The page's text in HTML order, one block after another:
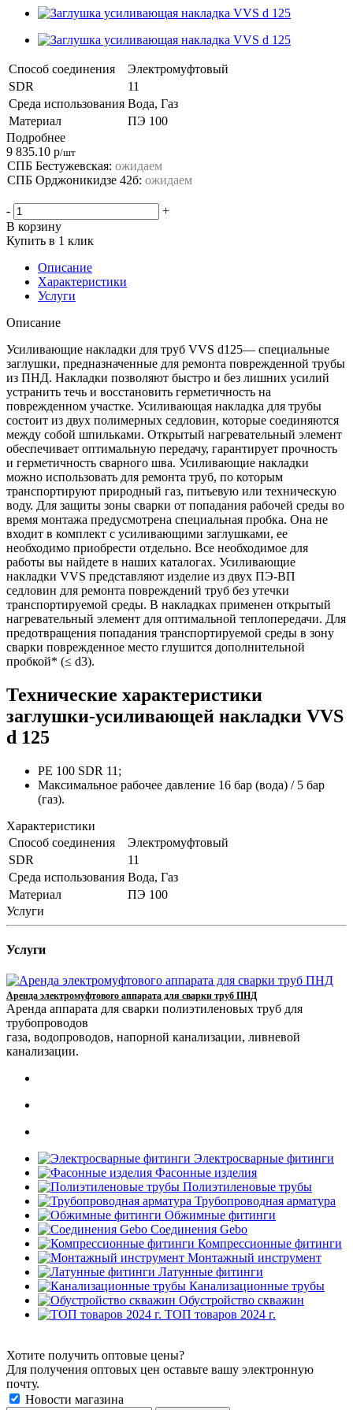
Способ соединения
Электромуфтовый
SDR
11
Среда использования Вода, Газ
Материал
ПЭ 100
Подробнее
9 835.10 р/шт
СПБ Бестужевская: ожидаем
СПБ Орджоникидзе 42б: ожидаем
-
+
В корзину
Купить в 1 клик
Описание
Характеристики
Услуги
Описание
Усиливающие накладки для труб VVS d125— специальные
заглушки, предназначенные для ремонта поврежденной трубы
из ПНД. Накладки позволяют быстро и без лишних усилий
устранить течь и восстановить герметичность на
поврежденном участке. Усиливающая накладка для трубы
состоит из двух полимерных седловин, которые соединяются
между собой шпильками. Открытый нагревательный элемент
обеспечивает оптимальную передачу, гарантирует прочность
и герметичность сварного шва. Усиливающие накладки
можно использовать для ремонта труб, по которым
транспортируют природный газ, питьевую или техническую
воду. Для защиты зоны сварки от попадания рабочей среды во
время монтажа предусмотрена специальная пробка. Она не
входит в комплект с усиливающими заглушками, ее
необходимо приобрести отдельно. Все необходимое для
работы вы найдете в наших каталогах. Усиливающие
накладки VVS представляют изделие из двух ПЭ-ВП
седловин для ремонта повреждений труб без утечки
транспортируемой среды. В накладках применен открытый
нагревательный элемент для оптимальной теплопередачи. Для
предотвращения попадания транспортируемой среды в зону
сварки поврежденное место глушится дополнительной
пробкой* (≤ d3).
Технические характеристики
заглушки-усиливающей накладки VVS
d 125
PE 100 SDR 11;
Максимальное рабочее давление 16 бар (вода) / 5 бар
(газ).
Характеристики
Способ соединения
Электромуфтовый
SDR
11
Среда использования Вода, Газ
Материал
ПЭ 100
Услуги
Услуги
Аренда электромуфтового аппарата для сварки труб ПНД
Аренда аппарата для сварки полиэтиленовых труб для
трубопроводов
газа, водопроводов, напорной канализации, ливневой
канализации.
Электросварные фитинги
Фасонные изделия
Полиэтиленовые трубы
Трубопроводная арматура
Обжимные фитинги
Соединения Gebo
Компрессионные фитинги
Монтажный инструмент
Латунные фитинги
Канализационные трубы
Обустройство скважин
ТОП товаров 2024 г.
Хотите получить оптовые цены?
Для получения оптовых цен оставьте вашу электронную
почту.
Новости магазина